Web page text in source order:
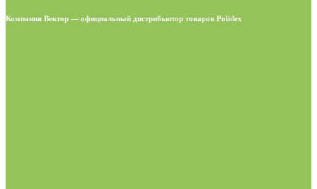
Компания Вектор — официальный дистрибьютор товаров Polidex